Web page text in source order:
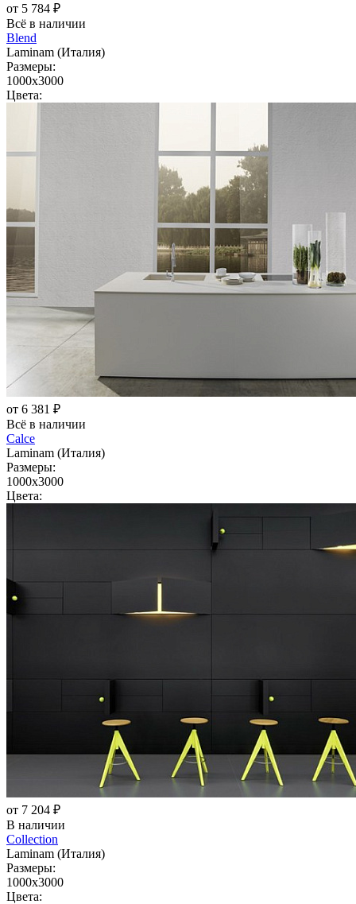
от 5 784 ₽
Всё в наличии
Blend
Laminam (Италия)
Размеры:
1000x3000
Цвета:
от 6 381 ₽
Всё в наличии
Calce
Laminam (Италия)
Размеры:
1000x3000
Цвета:
от 7 204 ₽
В наличии
Collection
Laminam (Италия)
Размеры:
1000x3000
Цвета: